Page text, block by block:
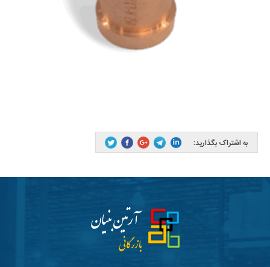
به اشتراک بگذارید: